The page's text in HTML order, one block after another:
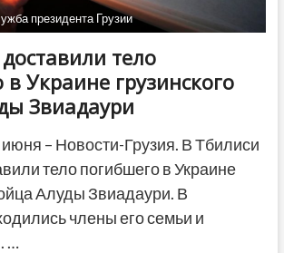
президента Грузии
тело
Украине грузинского
Звиадаури
– Новости-Грузия. В Тбилиси
тело погибшего в Украине
​​Алуды Звиадаури. В
члены его семьи и
…